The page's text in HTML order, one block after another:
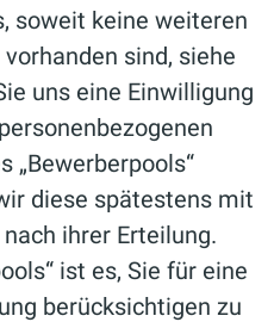
soweit keine weiteren
sind, siehe
uns eine Einwilligung
„Bewerberpools“
diese spätestens mit
ihrer Erteilung.
ist es, Sie für eine
berücksichtigen zu